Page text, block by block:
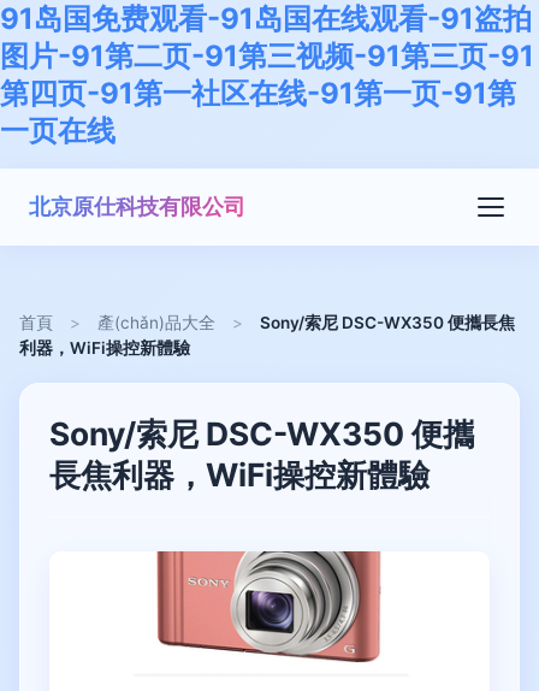
91岛国免费观看-91岛国在线观看-91盗拍
图片-91第二页-91第三视频-91第三页-91
第四页-91第一社区在线-91第一页-91第
一页在线
北京原仕科技有限公司
首頁 > 產(chǎn)品大全 >
Sony/索尼 DSC-WX350 便攜長焦
利器，WiFi操控新體驗
Sony/索尼 DSC-WX350 便攜
長焦利器，WiFi操控新體驗